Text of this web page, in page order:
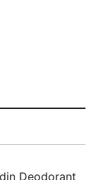
Deodorant